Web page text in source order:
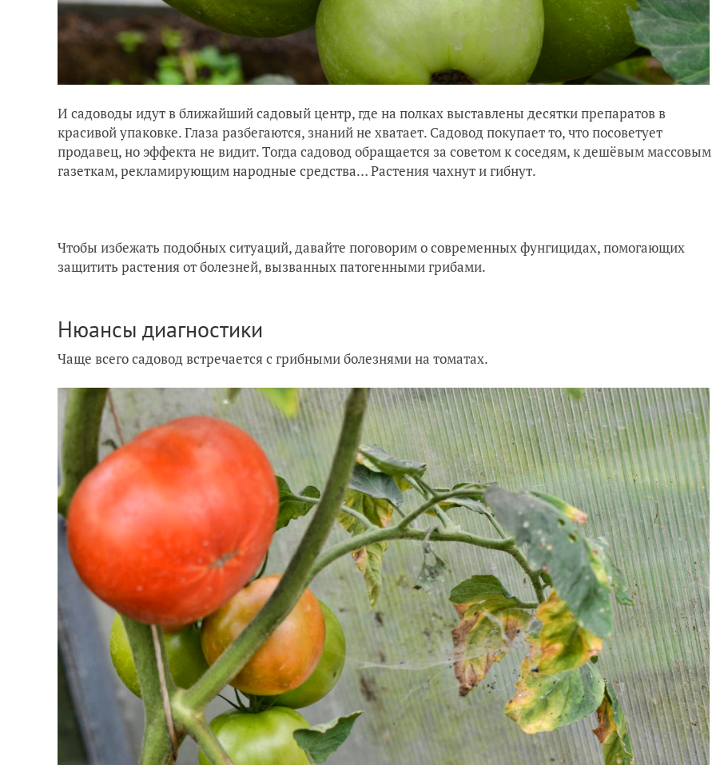
И садоводы идут в ближайший садовый центр, где на полках выставлены десятки препаратов в
красивой упаковке. Глаза разбегаются, знаний не хватает. Садовод покупает то, что посоветует
продавец, но эффекта не видит. Тогда садовод обращается за советом к соседям, к дешёвым массовым
газеткам, рекламирующим народные средства… Растения чахнут и гибнут.
Чтобы избежать подобных ситуаций, давайте поговорим о современных фунгицидах, помогающих
защитить растения от болезней, вызванных патогенными грибами.
Нюансы диагностики
Чаще всего садовод встречается с грибными болезнями на томатах.